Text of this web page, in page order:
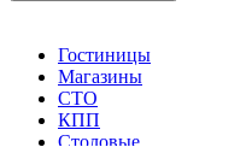
Гостиницы
Магазины
СТО
КПП
Столовые